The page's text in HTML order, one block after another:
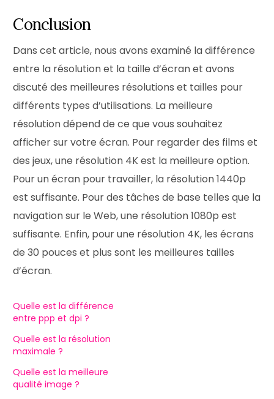
Conclusion
Dans cet article, nous avons examiné la différence
entre la résolution et la taille d’écran et avons
discuté des meilleures résolutions et tailles pour
différents types d’utilisations. La meilleure
résolution dépend de ce que vous souhaitez
afficher sur votre écran. Pour regarder des films et
des jeux, une résolution 4K est la meilleure option.
Pour un écran pour travailler, la résolution 1440p
est suffisante. Pour des tâches de base telles que la
navigation sur le Web, une résolution 1080p est
suffisante. Enfin, pour une résolution 4K, les écrans
de 30 pouces et plus sont les meilleures tailles
d’écran.
Quelle est la différence
entre ppp et dpi ?
Quelle est la résolution
maximale ?
Quelle est la meilleure
qualité image ?